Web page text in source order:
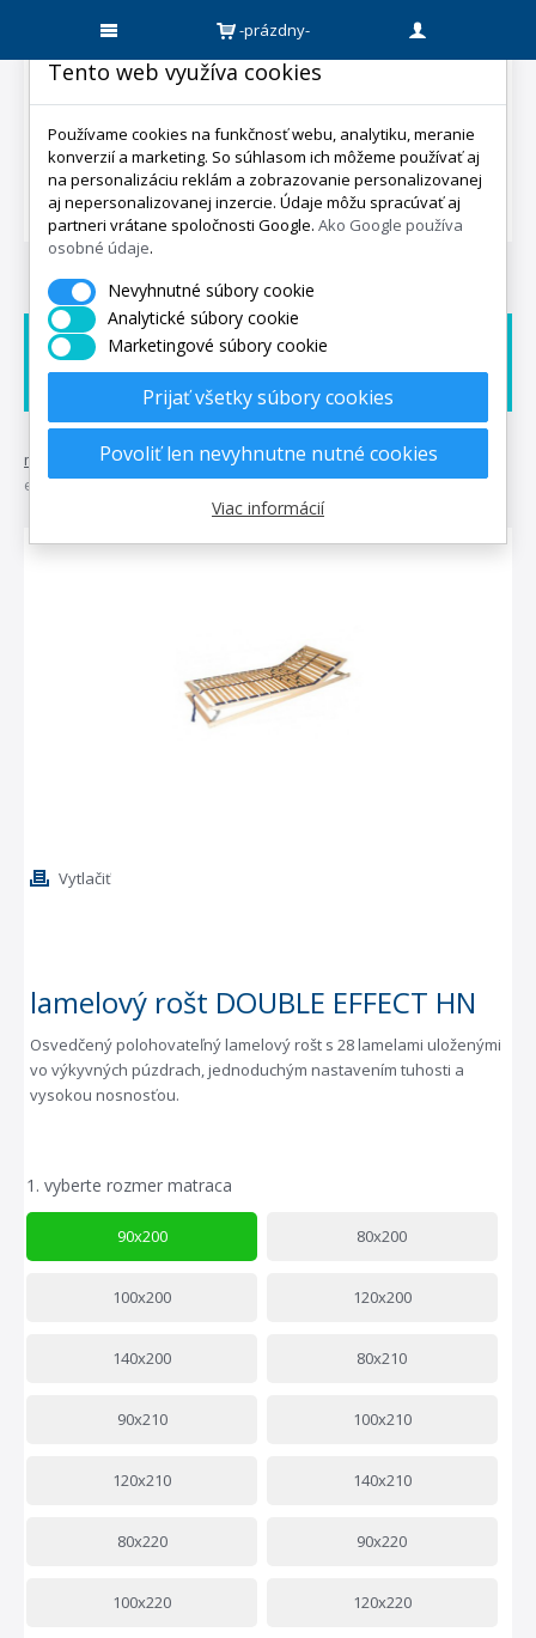
-prázdny-
Doprava zadarmo
Dárek zadarmo
Expedicia do 5 dní
mpo-matrace.sk • rošty •lamelové rošty• lamelový rošt double
effect hn
Vytlačiť
lamelový rošt DOUBLE EFFECT HN
Osvedčený polohovateľný lamelový rošt s 28 lamelami uloženými
vo výkyvných púzdrach, jednoduchým nastavením tuhosti a
vysokou nosnosťou.
1. vyberte rozmer matraca
90x200 80x200
100x200 120x200
140x200 80x210
90x210 100x210
120x210 140x210
80x220 90x220
100x220 120x220
Tento web využíva cookies
Používame cookies na funkčnosť webu, analytiku, meranie
konverzií a marketing. So súhlasom ich môžeme používať aj
na personalizáciu reklám a zobrazovanie personalizovanej
aj nepersonalizovanej inzercie. Údaje môžu spracúvať aj
partneri vrátane spoločnosti Google. Ako Google používa
osobné údaje.
Nevyhnutné súbory cookie
Analytické súbory cookie
Marketingové súbory cookie
Prijať všetky súbory cookies
Povoliť len nevyhnutne nutné cookies
Viac informácií